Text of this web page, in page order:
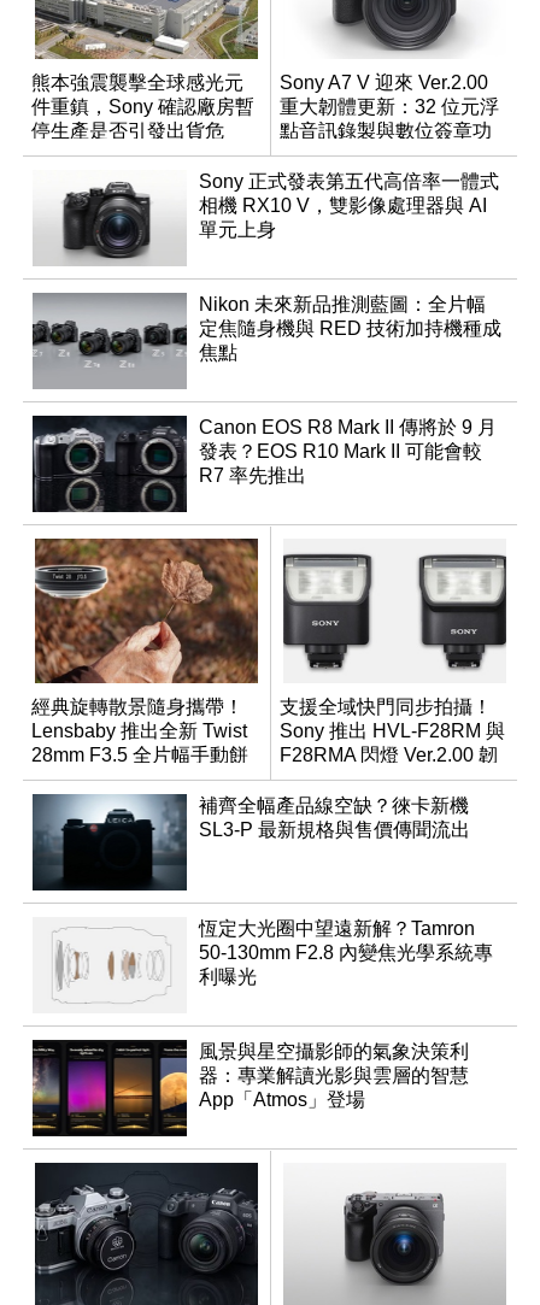
熊本強震襲擊全球感光元
件重鎮，Sony 確認廠房暫
停生產是否引發出貨危
機？
Sony A7 V 迎來 Ver.2.00
重大韌體更新：32 位元浮
點音訊錄製與數位簽章功
能登場
Sony 正式發表第五代高倍率一體式
相機 RX10 V，雙影像處理器與 AI
單元上身
Nikon 未來新品推測藍圖：全片幅
定焦隨身機與 RED 技術加持機種成
焦點
Canon EOS R8 Mark II 傳將於 9 月
發表？EOS R10 Mark II 可能會較
R7 率先推出
經典旋轉散景隨身攜帶！
Lensbaby 推出全新 Twist
28mm F3.5 全片幅手動餅
乾鏡
支援全域快門同步拍攝！
Sony 推出 HVL-F28RM 與
F28RMA 閃燈 Ver.2.00 韌
體
補齊全幅產品線空缺？徠卡新機
SL3-P 最新規格與售價傳聞流出
恆定大光圈中望遠新解？Tamron
50-130mm F2.8 內變焦光學系統專
利曝光
風景與星空攝影師的氣象決策利
器：專業解讀光影與雲層的智慧
App「Atmos」登場